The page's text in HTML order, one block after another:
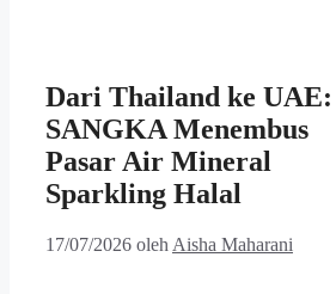
Dari Thailand ke UAE:
SANGKA Menembus
Pasar Air Mineral
Sparkling Halal
17/07/2026 oleh Aisha Maharani